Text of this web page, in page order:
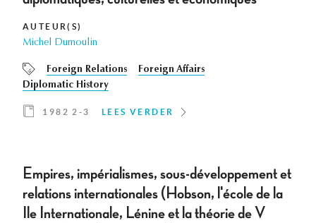
AUTEUR(S)
Michel Dumoulin
Foreign Relations
Foreign Affairs
Diplomatic History
1982 2-3 LEES VERDER
Empires, impérialismes, sous-développement et
relations internationales (Hobson, l'école de la
Ile Internationale, Lénine et la théorie de V